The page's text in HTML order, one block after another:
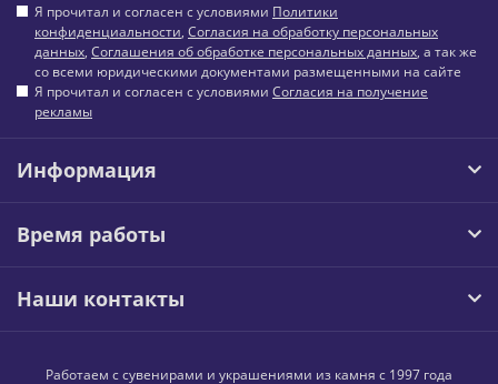
Я прочитал и согласен с условиями Политики
конфиденциальности, Согласия на обработку персональных
данных, Соглашения об обработке персональных данных, а так же
со всеми юридическими документами размещенными на сайте
Я прочитал и согласен с условиями Согласия на получение
рекламы
Информация
Время работы
Наши контакты
Работаем с сувенирами и украшениями из камня с 1997 года